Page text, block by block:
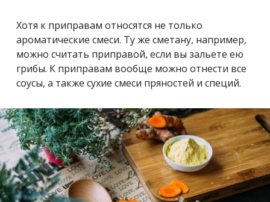
Хотя к приправам относятся не только
ароматические смеси. Ту же сметану, например,
можно считать приправой, если вы зальете ею
грибы. К приправам вообще можно отнести все
соусы, а также сухие смеси пряностей и специй.